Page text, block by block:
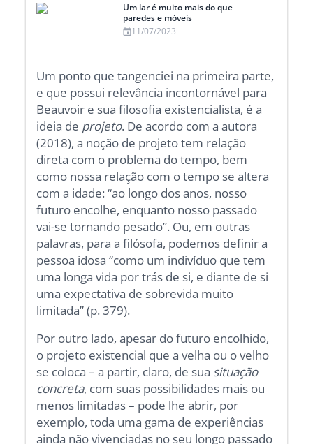
Um lar é muito mais do que
paredes e móveis
11/07/2023
Um ponto que tangenciei na primeira parte,
e que possui relevância incontornável para
Beauvoir e sua filosofia existencialista, é a
ideia de projeto. De acordo com a autora
(2018), a noção de projeto tem relação
direta com o problema do tempo, bem
como nossa relação com o tempo se altera
com a idade: “ao longo dos anos, nosso
futuro encolhe, enquanto nosso passado
vai-se tornando pesado”. Ou, em outras
palavras, para a filósofa, podemos definir a
pessoa idosa “como um indivíduo que tem
uma longa vida por trás de si, e diante de si
uma expectativa de sobrevida muito
limitada” (p. 379).
Por outro lado, apesar do futuro encolhido,
o projeto existencial que a velha ou o velho
se coloca – a partir, claro, de sua situação
concreta, com suas possibilidades mais ou
menos limitadas – pode lhe abrir, por
exemplo, toda uma gama de experiências
ainda não vivenciadas no seu longo passado